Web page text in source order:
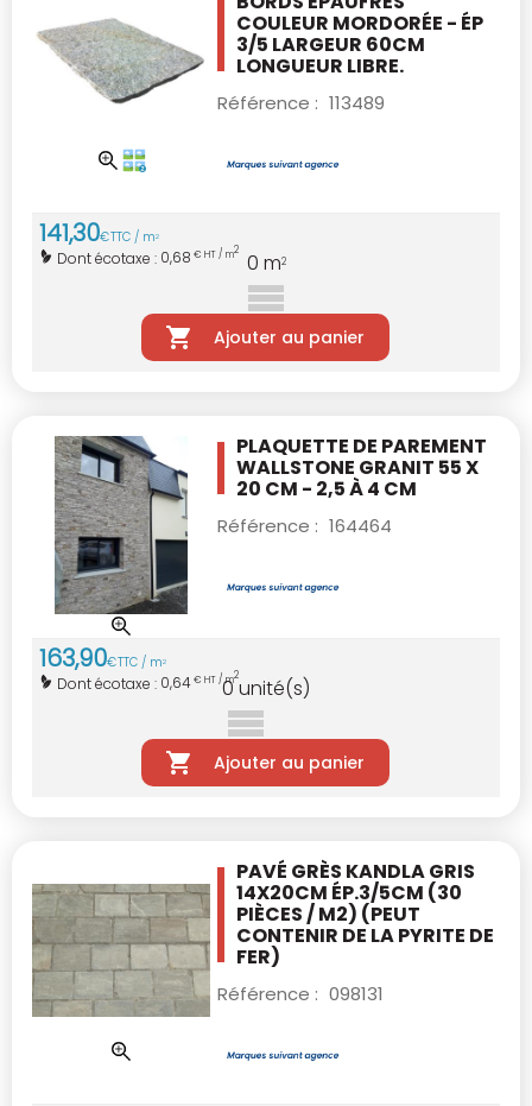
COULEUR MORDORÉE - ÉP
3/5 LARGEUR 60CM
LONGUEUR LIBRE.
Référence : 113489
141,30€TTC / m2
Dont écotaxe : 0,68 € HT / m2 0 m2
Ajouter au panier
PLAQUETTE DE PAREMENT
WALLSTONE GRANIT 55 X
20 CM - 2,5 À 4 CM
Référence : 164464
163,90€TTC / m2
Dont écotaxe : 0,64€ HT / m2
0unité(s)
Ajouter au panier
PAVÉ GRÈS KANDLA GRIS
14X20CM ÉP.3/5CM (30
PIÈCES / M2) (PEUT
CONTENIR DE LA PYRITE DE
FER)
Référence : 098131